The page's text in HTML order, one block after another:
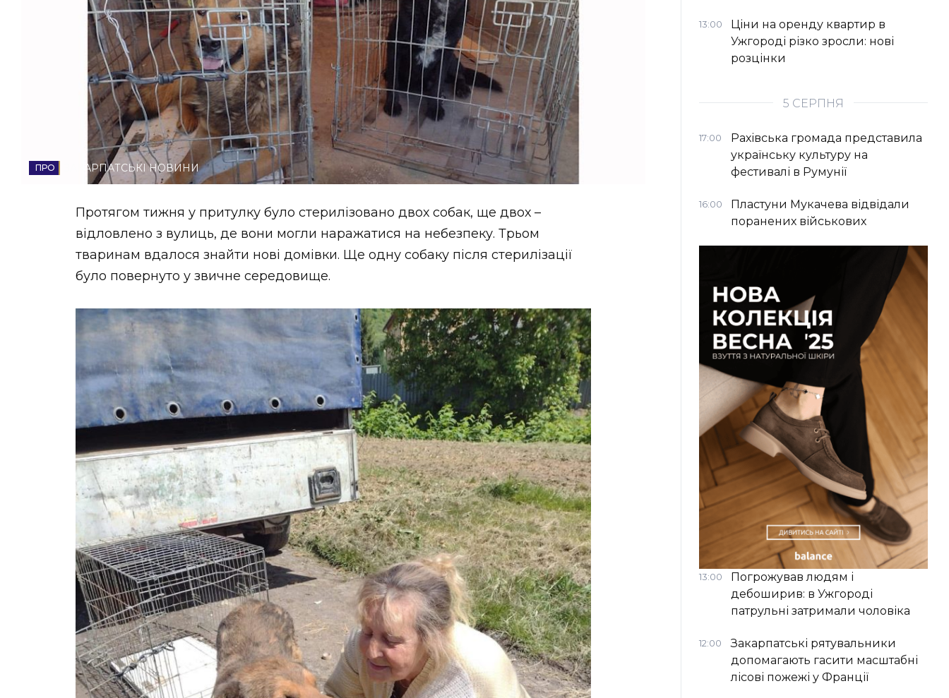
НОВИНИ ЗАХІДНОЇ УКРАЇНИ
ВІДЕОЗАКАРПАТСЬКІ НОВИНИ
Протягом тижня у притулку було стерилізовано двох собак, ще двох –
відловлено з вулиць, де вони могли наражатися на небезпеку. Трьом
тваринам вдалося знайти нові домівки. Ще одну собаку після стерилізації
було повернуто у звичне середовище.
13:00
Ціни на оренду квартир в
Ужгороді різко зросли: нові
розцінки
5 СЕРПНЯ
17:00
Рахівська громада представила
українську культуру на
фестивалі в Румунії
16:00
Пластуни Мукачева відвідали
поранених військових
13:00
Погрожував людям і
дебоширив: в Ужгороді
патрульні затримали чоловіка
12:00
Закарпатські рятувальники
допомагають гасити масштабні
лісові пожежі у Франції